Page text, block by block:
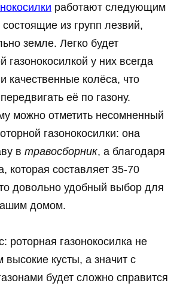
работают следующим
из групп лезвий,
земле. Легко будет
газонокосилкой у них всегда
качественные колёса, что
её по газону.
можно отметить несомненный
газонокосилки: она
в травосборник, а благодаря
которая составляет 35-70
довольно удобный выбор для
домом.
роторная газонокосилка не
высокие кусты, а значит с
будет сложно справится